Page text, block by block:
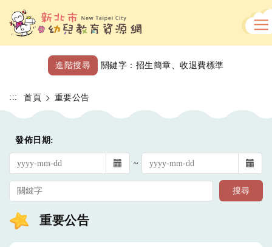
到
主
要
進階搜尋 關鍵字： 招生簡章 、收退費標準
::: 首頁 重要公告
發佈日期:
~
重要公告